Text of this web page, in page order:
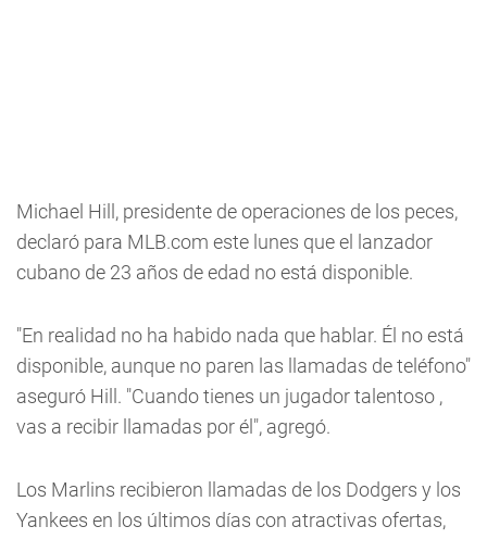
Michael Hill, presidente de operaciones de los peces,
declaró para MLB.com este lunes que el lanzador
cubano de 23 años de edad no está disponible.
"En realidad no ha habido nada que hablar. Él no está
disponible, aunque no paren las llamadas de teléfono"
aseguró Hill. "Cuando tienes un jugador talentoso ,
vas a recibir llamadas por él", agregó.
Los Marlins recibieron llamadas de los Dodgers y los
Yankees en los últimos días con atractivas ofertas,